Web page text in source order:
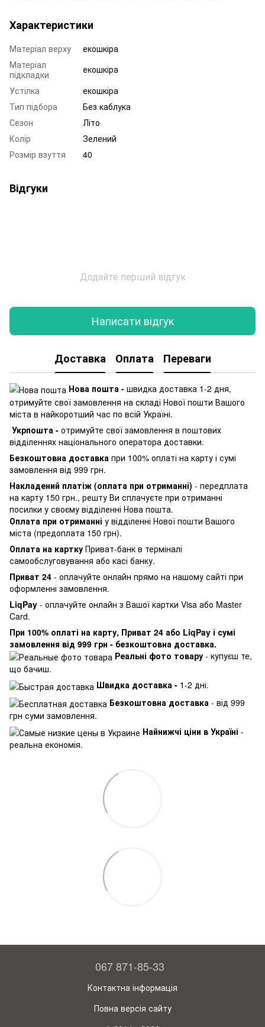
Характеристики
Матеріал верху
екошкіра
Матеріал
підкладки
екошкіра
Устілка
екошкіра
Тип підбора
Без каблука
Сезон
Літо
Колір
Зелений
Розмір взуття
40
Відгуки
Додайте перший відгук
Написати відгук
Доставка Оплата Переваги
Нова пошта - швидка доставка 1-2 дня,
отримуйте свої замовлення на складі Нової пошти Вашого
міста в найкоротший час по всій Україні.
Укрпошта - отримуйте свої замовлення в поштових
відділеннях національного оператора доставки.
Безкоштовна доставка при 100% оплаті на карту і сумі
замовлення від 999 грн.
Накладений платіж (оплата при отриманні) - передплата
на карту 150 грн., решту Ви сплачуєте при отриманні
посилки у своєму відділенні Нова пошта.
Оплата при отриманні у відділенні Нової пошти Вашого
міста (предоплата 150 грн).
Оплата на картку Приват-банк в терміналі
самообслуговування або касі банку.
Приват 24 - оплачуйте онлайн прямо на нашому сайті при
оформленні замовлення.
LiqPay - оплачуйте онлайн з Вашої картки Visa або Master
Card.
При 100% оплаті на карту, Приват 24 або LiqPay і сумі
замовлення від 999 грн - безкоштовна доставка.
Реальні фото товару - купуєш те,
що бачиш.
Швидка доставка - 1-2 дні.
Безкоштовна доставка - від 999
грн суми замовлення.
Найнижчі ціни в Україні -
реальна економія.
067 871-85-33
Контактна інформація
Повна версія сайту